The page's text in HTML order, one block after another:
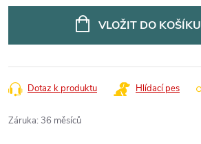
VLOŽIT DO KOŠÍKU
Dotaz k produktu Hlídací pes
Záruka: 36 měsíců